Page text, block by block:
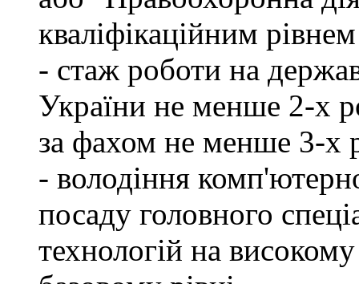
кваліфікаційним
- стаж роботи на
України не менше 2-х
за фахом не менше 3-х
- володіння
посаду головного
технологій на